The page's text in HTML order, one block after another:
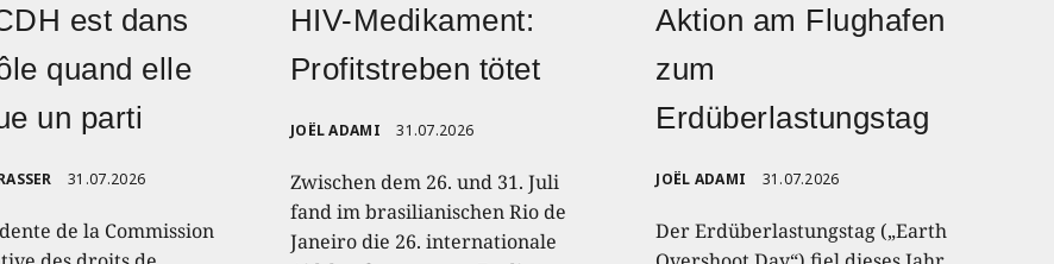
est dans
quand elle
un parti
31.07.2026
de la Commission
HIV-Medikament:
Profitstreben tötet
JOËL ADAMI 31.07.2026
Zwischen dem 26. und 31. Juli
fand im brasilianischen Rio de
Janeiro die 26. internationale
Aktion am Flughafen
zum
Erdüberlastungstag
JOËL ADAMI 31.07.2026
Der Erdüberlastungstag („Earth